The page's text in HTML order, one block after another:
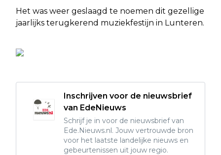
Het was weer geslaagd te noemen dit gezellige
jaarlijks terugkerend muziekfestijn in Lunteren.
Inschrijven voor de nieuwsbrief
van EdeNieuws
Schrijf je in voor de nieuwsbrief van
Ede.Nieuws.nl. Jouw vertrouwde bron
voor het laatste landelijke nieuws en
gebeurtenissen uit jouw regio.